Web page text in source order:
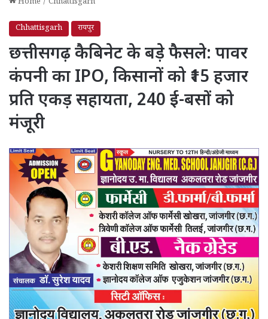
Chhattisgarh रायपुर
छत्तीसगढ़ कैबिनेट के बड़े फैसले: पावर
कंपनी का IPO, किसानों को ₹15 हजार
प्रति एकड़ सहायता, 240 ई-बसों को
मंजूरी